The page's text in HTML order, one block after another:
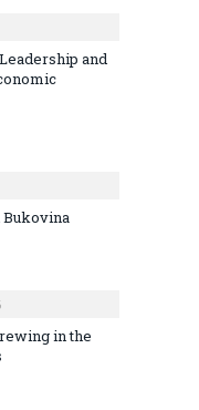
and
in the